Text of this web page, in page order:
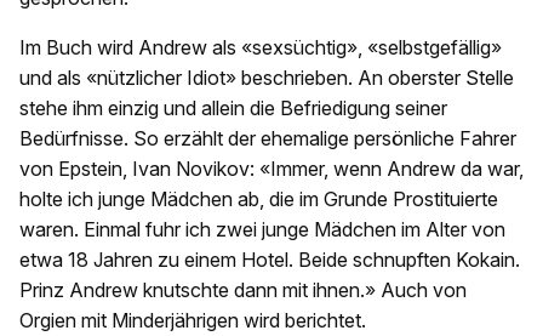
Im Buch wird Andrew als «sexsüchtig», «selbstgefällig»
und als «nützlicher Idiot» beschrieben. An oberster Stelle
stehe ihm einzig und allein die Befriedigung seiner
Bedürfnisse. So erzählt der ehemalige persönliche Fahrer
von Epstein, Ivan Novikov: «Immer, wenn Andrew da war,
holte ich junge Mädchen ab, die im Grunde Prostituierte
waren. Einmal fuhr ich zwei junge Mädchen im Alter von
etwa 18 Jahren zu einem Hotel. Beide schnupften Kokain.
Prinz Andrew knutschte dann mit ihnen.» Auch von
Orgien mit Minderjährigen wird berichtet.